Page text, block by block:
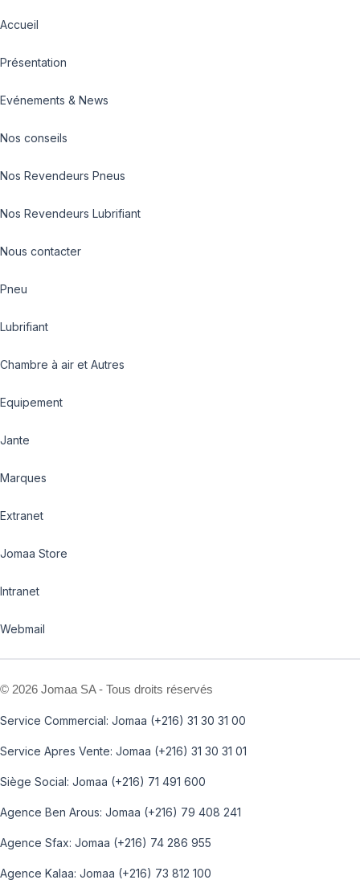
Accueil
Présentation
Evénements & News
Nos conseils
Nos Revendeurs Pneus
Nos Revendeurs Lubrifiant
Nous contacter
Pneu
Lubrifiant
Chambre à air et Autres
Equipement
Jante
Marques
Extranet
Jomaa Store
Intranet
Webmail
© 2026 Jomaa SA - Tous droits réservés
Service Commercial: Jomaa (+216) 31 30 31 00
Service Apres Vente: Jomaa (+216) 31 30 31 01
Siège Social: Jomaa (+216) 71 491 600
Agence Ben Arous: Jomaa (+216) 79 408 241
Agence Sfax: Jomaa (+216) 74 286 955
Agence Kalaa: Jomaa (+216) 73 812 100